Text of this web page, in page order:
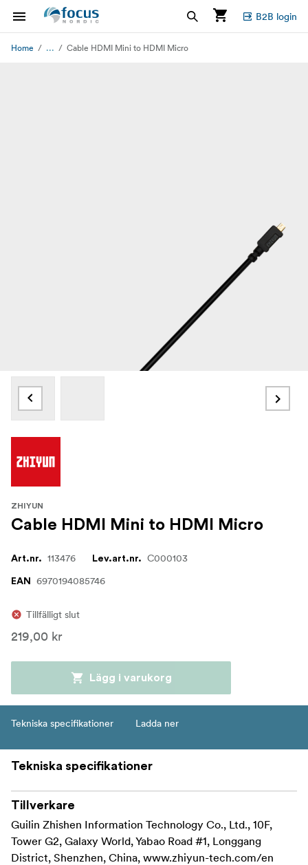
B2B login
Home ... Cable HDMI Mini to HDMI Micro
ZHIYUN
Cable HDMI Mini to HDMI Micro
Art.nr. 113476 Lev.art.nr. C000103
EAN 6970194085746
Tillfälligt slut
219,00 kr
Lägg i varukorg
Tekniska specifikationer Ladda ner
Tekniska specifikationer
Tillverkare
Guilin Zhishen Information Technology Co., Ltd., 10F,
Tower G2, Galaxy World, Yabao Road #1, Longgang
District, Shenzhen, China, www.zhiyun-tech.com/en